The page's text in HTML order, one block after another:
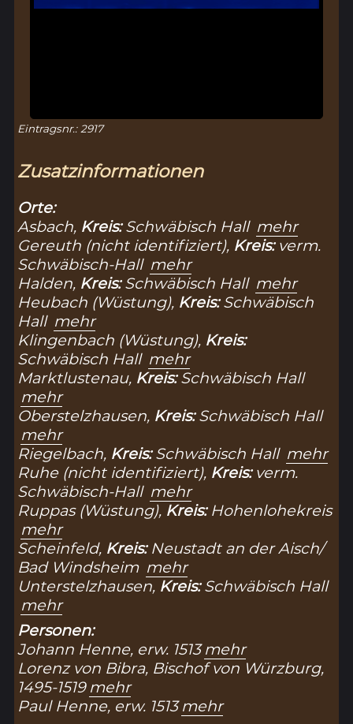
Eintragsnr.: 2917
Zusatzinformationen
Orte:
Asbach, Kreis:Schwäbisch Hall mehr
Gereuth (nicht identifiziert), Kreis: verm.
Schwäbisch-Hall mehr
Halden, Kreis:Schwäbisch Hall mehr
Heubach (Wüstung), Kreis:Schwäbisch
Hall mehr
Klingenbach (Wüstung), Kreis:
Schwäbisch Hall mehr
Marktlustenau, Kreis:Schwäbisch Hall
mehr
Oberstelzhausen, Kreis:Schwäbisch Hall
mehr
Riegelbach, Kreis:Schwäbisch Hall mehr
Ruhe (nicht identifiziert), Kreis: verm.
Schwäbisch-Hall mehr
Ruppas (Wüstung), Kreis: Hohenlohekreis
mehr
Scheinfeld, Kreis: Neustadt an der Aisch/
Bad Windsheim mehr
Unterstelzhausen, Kreis:Schwäbisch Hall
mehr
Personen:
Johann Henne, erw. 1513 mehr
Lorenz von Bibra, Bischof von Würzburg,
1495-1519 mehr
Paul Henne, erw. 1513 mehr